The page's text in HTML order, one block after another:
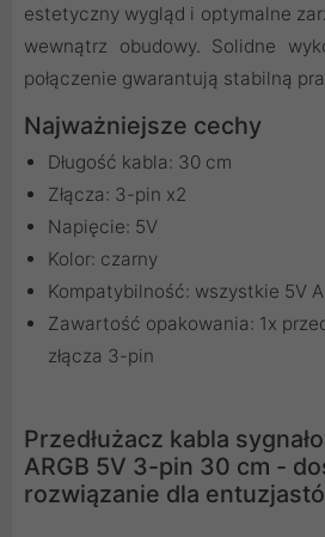
estetyczny wygląd i optymalne
wewnątrz obudowy. Solidne
połączenie gwarantują stabilną
Najważniejsze cechy
Długość kabla: 30 cm
Złącza: 3-pin x2
Napięcie: 5V
Kolor: czarny
Kompatybilność: wszystkie 5V
Zawartość opakowania: 1x
złącza 3-pin
Przedłużacz kabla
ARGB 5V 3-pin 30 cm -
rozwiązanie dla